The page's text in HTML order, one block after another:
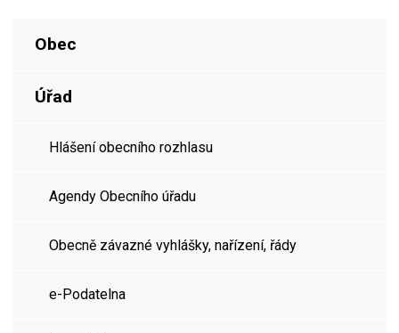
Obec
Úřad
Hlášení obecního rozhlasu
Agendy Obecního úřadu
Obecně závazné vyhlášky, nařízení, řády
e-Podatelna